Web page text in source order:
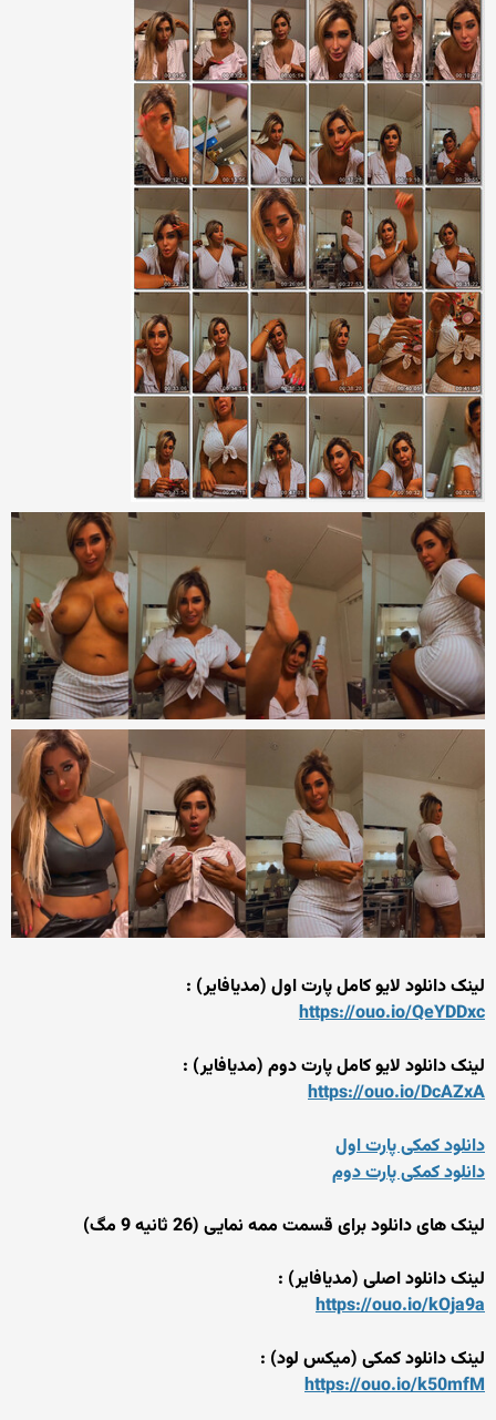
لینک دانلود لایو کامل پارت اول (مدیافایر) :
https://ouo.io/QeYDDxc
لینک دانلود لایو کامل پارت دوم (مدیافایر) :
https://ouo.io/DcAZxA
دانلود کمکی پارت اول
دانلود کمکی پارت دوم
لینک های دانلود برای قسمت ممه نمایی (26 ثانیه 9 مگ)
لینک دانلود اصلی (مدیافایر) :
https://ouo.io/kOja9a
لینک دانلود کمکی (میکس لود) :
https://ouo.io/k50mfM